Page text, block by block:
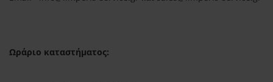
Ωράριο καταστήματος: